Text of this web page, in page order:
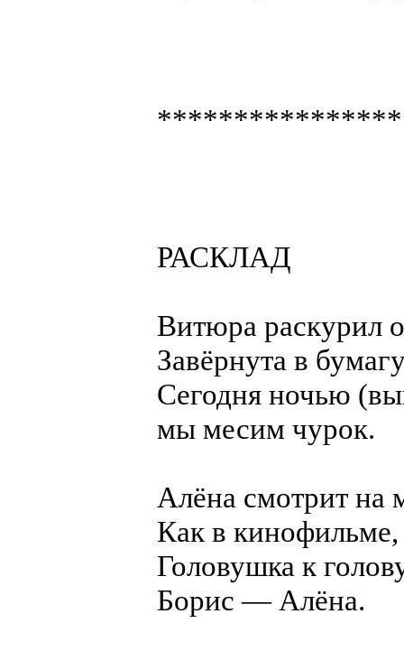
РАСКЛАД
Витюра раскурил
Завёрнута в
Сегодня ночью
мы месим чурок.
Алёна смотрит на
Как в
Головушка к
Борис — Алёна.